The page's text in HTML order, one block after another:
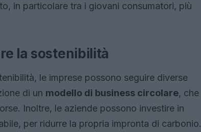
in particolare tra i giovani consumatori, più
la sostenibilità
le imprese possono seguire diverse
di un modello di business circolare, che
Inoltre, le aziende possono investire in
per ridurre la propria impronta di carbonio.